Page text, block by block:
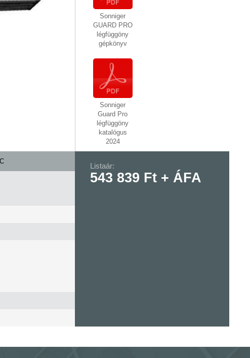
Sonniger
GUARD PRO
légfüggöny
gépkönyv
Sonniger
Guard Pro
légfüggöny
katalógus
2024
Listaár:
543 839 Ft + ÁFA